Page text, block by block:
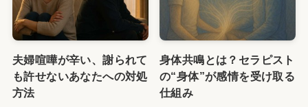
夫婦喧嘩が辛い、謝られて
も許せないあなたへの対処
方法
身体共鳴とは？セラピスト
の“身体”が感情を受け取る
仕組み